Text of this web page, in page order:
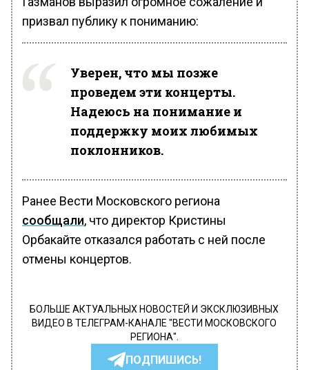
призвал публику к пониманию:
Уверен, что мы позже
проведем эти концерты.
Надеюсь на понимание и
поддержку моих любимых
поклонников.
Ранее Вести Московского региона
сообщали, что директор Кристины
Орбакайте отказался работать с ней после
отмены концертов.
БОЛЬШЕ АКТУАЛЬНЫХ НОВОСТЕЙ И ЭКСКЛЮЗИВНЫХ
ВИДЕО В ТЕЛЕГРАМ-КАНАЛЕ "ВЕСТИ МОСКОВСКОГО
РЕГИОНА".
ПОДПИШИСЬ!